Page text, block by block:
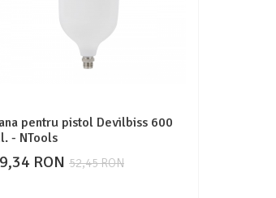
pentru pistol Devilbiss 600
- NTools
52,45 RON
RON